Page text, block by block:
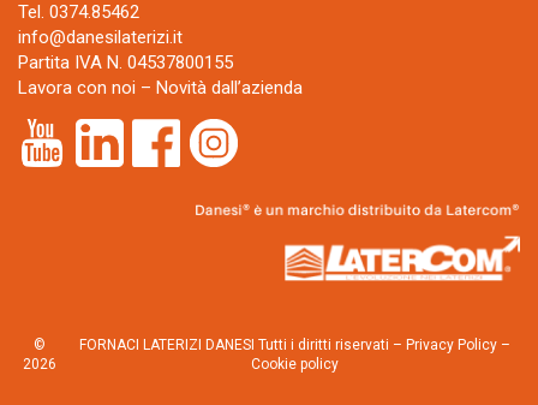
Tel. 0374.85462
info@danesilaterizi.it
Partita IVA N. 04537800155
Lavora con noi – Novità dall’azienda
©
2026
FORNACI LATERIZI DANESI Tutti i diritti riservati – Privacy Policy–
Cookie policy